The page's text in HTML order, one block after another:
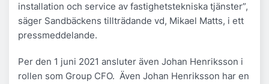
installation och service av fastighetstekniska tjänster”,
säger Sandbäckens tillträdande vd, Mikael Matts, i ett
pressmeddelande.
Per den 1 juni 2021 ansluter även Johan Henriksson i
rollen som Group CFO. Även Johan Henriksson har en